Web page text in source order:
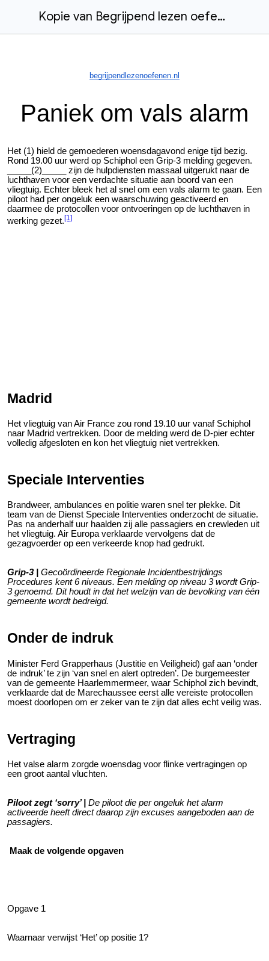
Kopie van Begrijpend lezen oefenen | P
begrijpendlezenoefenen.nl
Paniek om vals alarm
Het (1) hield de gemoederen woensdagavond enige tijd bezig.
Rond 19.00 uur werd op Schiphol een Grip-3 melding gegeven.
_____(2)_____ zijn de hulpdiensten massaal uitgerukt naar de
luchthaven voor een verdachte situatie aan boord van een
vliegtuig. Echter bleek het al snel om een vals alarm te gaan. Een
piloot had per ongeluk een waarschuwing geactiveerd en
daarmee de protocollen voor ontvoeringen op de luchthaven in
werking gezet.[1]
Madrid
Het vliegtuig van Air France zou rond 19.10 uur vanaf Schiphol
naar Madrid vertrekken. Door de melding werd de D-pier echter
volledig afgesloten en kon het vliegtuig niet vertrekken.
Speciale Interventies
Brandweer, ambulances en politie waren snel ter plekke. Dit
team van de Dienst Speciale Interventies onderzocht de situatie.
Pas na anderhalf uur haalden zij alle passagiers en crewleden uit
het vliegtuig. Air Europa verklaarde vervolgens dat de
gezagvoerder op een verkeerde knop had gedrukt.
Grip-3 | Gecoördineerde Regionale Incidentbestrijdings
Procedures kent 6 niveaus. Een melding op niveau 3 wordt Grip-
3 genoemd. Dit houdt in dat het welzijn van de bevolking van één
gemeente wordt bedreigd.
Onder de indruk
Minister Ferd Grapperhaus (Justitie en Veiligheid) gaf aan ‘onder
de indruk’ te zijn ‘van snel en alert optreden’. De burgemeester
van de gemeente Haarlemmermeer, waar Schiphol zich bevindt,
verklaarde dat de Marechaussee eerst alle vereiste protocollen
moest doorlopen om er zeker van te zijn dat alles echt veilig was.
Vertraging
Het valse alarm zorgde woensdag voor flinke vertragingen op
een groot aantal vluchten.
Piloot zegt ‘sorry’ | De piloot die per ongeluk het alarm
activeerde heeft direct daarop zijn excuses aangeboden aan de
passagiers.
Maak de volgende opgaven
Opgave 1
Waarnaar verwijst ‘Het’ op positie 1?